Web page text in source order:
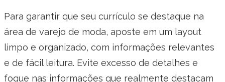
Para garantir que seu currículo se destaque na
área de varejo de moda, aposte em um layout
limpo e organizado, com informações relevantes
e de fácil leitura. Evite excesso de detalhes e
foque nas informações que realmente destacam